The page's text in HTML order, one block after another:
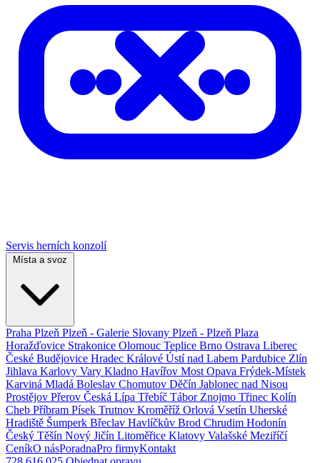
Servis herních konzolí
Místa a svoz
Praha Plzeň Plzeň - Galerie Slovany Plzeň - Plzeň Plaza
Horažďovice Strakonice Olomouc Teplice Brno Ostrava Liberec
České Budějovice Hradec Králové Ústí nad Labem Pardubice Zlín
Jihlava Karlovy Vary Kladno Havířov Most Opava Frýdek-Místek
Karviná Mladá Boleslav Chomutov Děčín Jablonec nad Nisou
Prostějov Přerov Česká Lípa Třebíč Tábor Znojmo Třinec Kolín
Cheb Příbram Písek Trutnov Kroměříž Orlová Vsetín Uherské
Hradiště Šumperk Břeclav Havlíčkův Brod Chrudim Hodonín
Český Těšín Nový Jičín Litoměřice Klatovy Valašské Meziříčí
CeníkO násPoradnaPro firmyKontakt